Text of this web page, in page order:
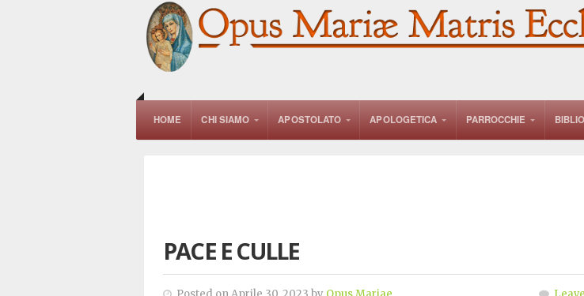
HOME CHI SIAMO APOSTOLATO APOLOGETICA PARROCCHIE
PACE E CULLE